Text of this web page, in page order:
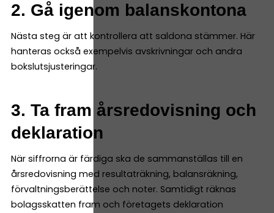
2. Gå igenom balanskontona
Nästa steg är att kontrollera att saldona stämmer. Här
hanteras också exempelvis avskrivningar och andra
bokslutsjusteringar.
3. Ta fram årsredovisning och
deklaration
När siffrorna är färdiga ska de sammanställas till en
årsredovisning med resultaträkning, balansräkning,
förvaltningsberättelse och noter. Samtidigt räknas
bolagsskatten fram och företagets deklaration